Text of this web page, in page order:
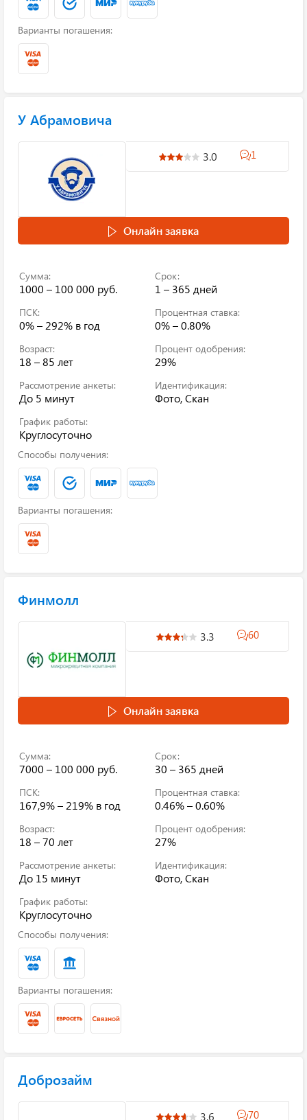
Варианты погашения:
У Абрамовича
3.0 1
Онлайн заявка
Сумма:
1000 – 100 000 руб.
Срок:
1 – 365 дней
ПСК:
0% – 292% в год
Процентная ставка:
0% – 0.80%
Возраст:
18 – 85 лет
Процент одобрения:
29%
Рассмотрение анкеты:
До 5 минут
Идентификация:
Фото, Скан
График работы:
Круглосуточно
Способы получения:
Варианты погашения:
Финмолл
3.3 60
Онлайн заявка
Сумма:
7000 – 100 000 руб.
Срок:
30 – 365 дней
ПСК:
167,9% – 219% в год
Процентная ставка:
0.46% – 0.60%
Возраст:
18 – 70 лет
Процент одобрения:
27%
Рассмотрение анкеты:
До 15 минут
Идентификация:
Фото, Скан
График работы:
Круглосуточно
Способы получения:
Варианты погашения:
Доброзайм
3.6 70